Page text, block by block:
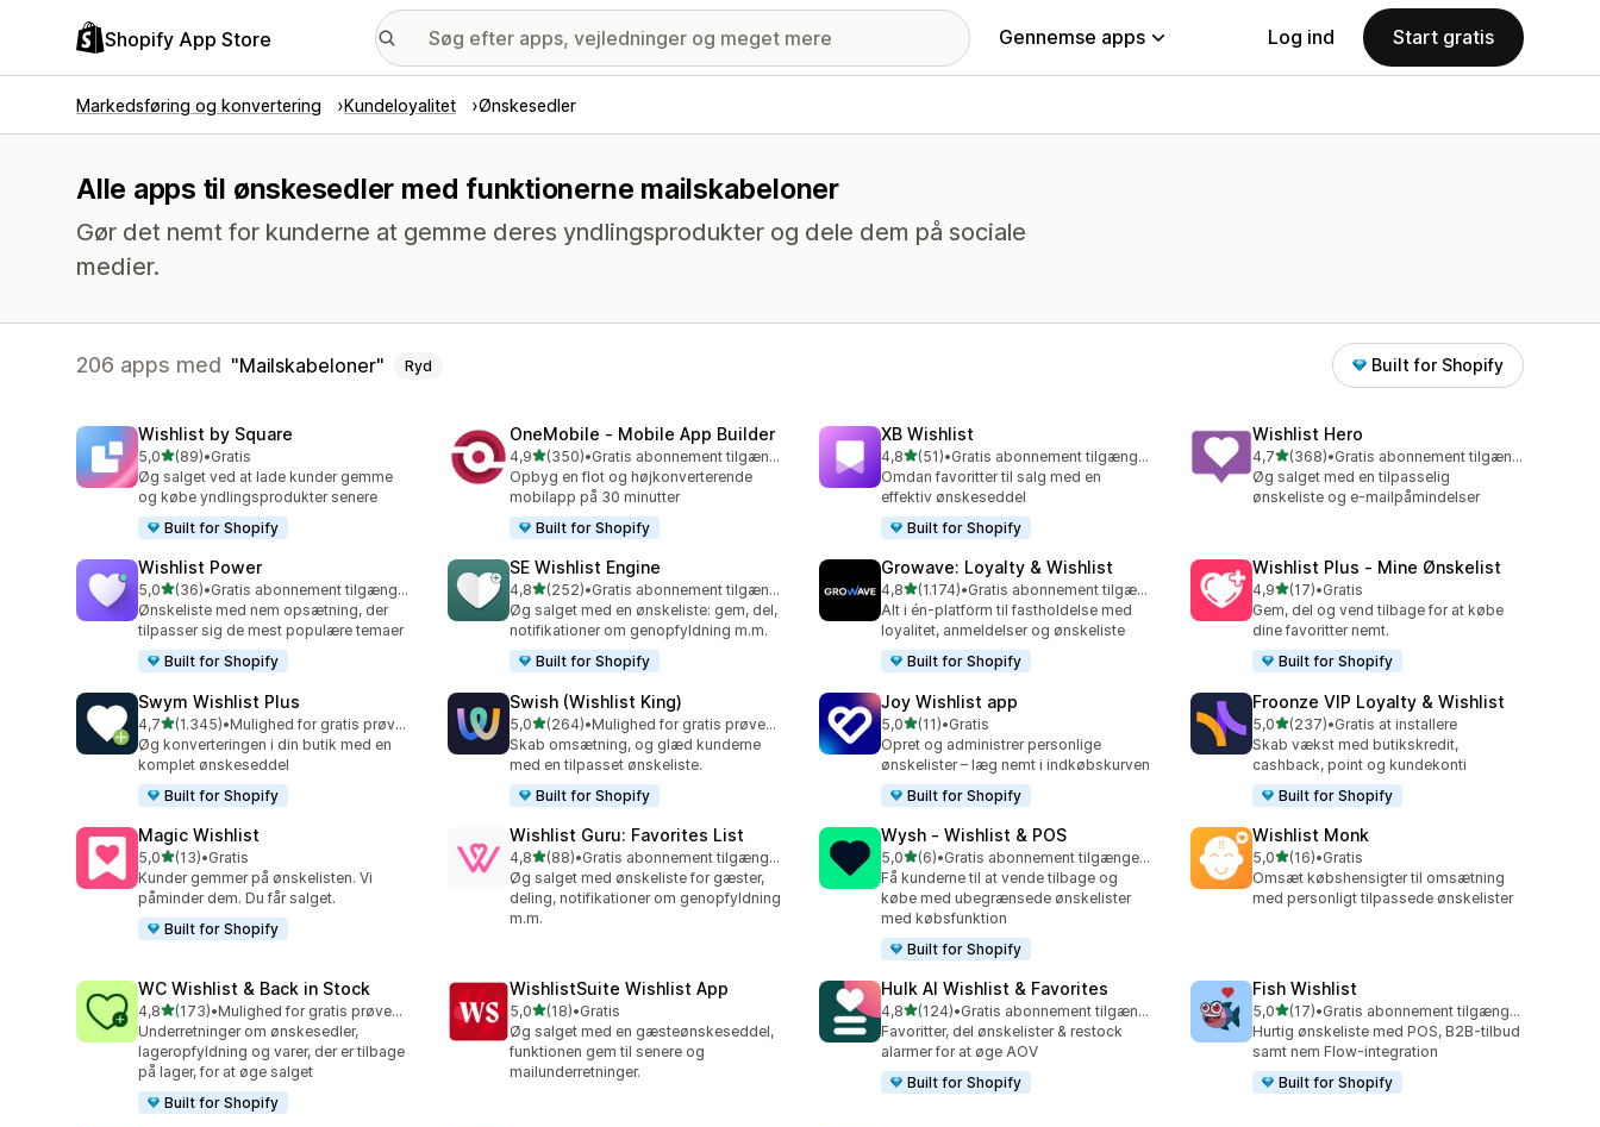
Shopify App Store Gennemse apps Log ind Start gratis
Markedsføring og konvertering Kundeloyalitet Ønskesedler
Alle apps til ønskesedler med funktionerne mailskabeloner
Gør det nemt for kunderne at gemme deres yndlingsprodukter og dele dem på sociale
medier.
206 apps med Mailskabeloner Ryd Built for Shopify
Wishlist by Square
5,0ud af 5 stjerner
(89)
89 anmeldelser i alt
•Gratis
Øg salget ved at lade kunder gemme
og købe yndlingsprodukter senere
Built for Shopify
OneMobile ‑ Mobile App Builder
4,9ud af 5 stjerner
(350)
350 anmeldelser i alt
•
Gratis abonnement tilgængeligt
Opbyg en flot og højkonverterende
mobilapp på 30 minutter
Built for Shopify
XB Wishlist
4,8ud af 5 stjerner
(51)
51 anmeldelser i alt
•
Gratis abonnement tilgængeligt
Omdan favoritter til salg med en
effektiv ønskeseddel
Built for Shopify
Wishlist Hero
4,7ud af 5 stjerner
(368)
368 anmeldelser i alt
•
Gratis abonnement tilgængeligt
Øg salget med en tilpasselig
ønskeliste og e-mailpåmindelser
Wishlist Power
5,0ud af 5 stjerner
(36)
36 anmeldelser i alt
•
Gratis abonnement tilgængeligt
Ønskeliste med nem opsætning, der
tilpasser sig de mest populære temaer
Built for Shopify
SE Wishlist Engine
4,8ud af 5 stjerner
(252)
252 anmeldelser i alt
•
Gratis abonnement tilgængeligt
Øg salget med en ønskeliste: gem, del,
notifikationer om genopfyldning m.m.
Built for Shopify
Growave: Loyalty & Wishlist
4,8ud af 5 stjerner
(1.174)
1174 anmeldelser i alt
•
Gratis abonnement tilgængeligt
Alt i én-platform til fastholdelse med
loyalitet, anmeldelser og ønskeliste
Built for Shopify
Wishlist Plus ‑ Mine Ønskelist
4,9ud af 5 stjerner
(17)
17 anmeldelser i alt
•Gratis
Gem, del og vend tilbage for at købe
dine favoritter nemt.
Built for Shopify
Swym Wishlist Plus
4,7ud af 5 stjerner
(1.345)
1345 anmeldelser i alt
•
Mulighed for gratis prøveperiode
Øg konverteringen i din butik med en
komplet ønskeseddel
Built for Shopify
Swish (Wishlist King)
5,0ud af 5 stjerner
(264)
264 anmeldelser i alt
•
Mulighed for gratis prøveperiode
Skab omsætning, og glæd kunderne
med en tilpasset ønskeliste.
Built for Shopify
Joy Wishlist app
5,0ud af 5 stjerner
(11)
11 anmeldelser i alt
•Gratis
Opret og administrer personlige
ønskelister – læg nemt i indkøbskurven
Built for Shopify
Froonze VIP Loyalty & Wishlist
5,0ud af 5 stjerner
(237)
237 anmeldelser i alt
•Gratis at installere
Skab vækst med butikskredit,
cashback, point og kundekonti
Built for Shopify
Magic Wishlist
5,0ud af 5 stjerner
(13)
13 anmeldelser i alt
•Gratis
Kunder gemmer på ønskelisten. Vi
påminder dem. Du får salget.
Built for Shopify
Wishlist Guru: Favorites List
4,8ud af 5 stjerner
(88)
88 anmeldelser i alt
•
Gratis abonnement tilgængeligt
Øg salget med ønskeliste for gæster,
deling, notifikationer om genopfyldning
m.m.
Wysh ‑ Wishlist & POS
5,0ud af 5 stjerner
(6)
6 anmeldelser i alt
•
Gratis abonnement tilgængeligt
Få kunderne til at vende tilbage og
købe med ubegrænsede ønskelister
med købsfunktion
Built for Shopify
Wishlist Monk
5,0ud af 5 stjerner
(16)
16 anmeldelser i alt
•Gratis
Omsæt købshensigter til omsætning
med personligt tilpassede ønskelister
WC Wishlist & Back in Stock
4,8ud af 5 stjerner
(173)
173 anmeldelser i alt
•
Mulighed for gratis prøveperiode
Underretninger om ønskesedler,
lageropfyldning og varer, der er tilbage
på lager, for at øge salget
Built for Shopify
WishlistSuite Wishlist App
5,0ud af 5 stjerner
(18)
18 anmeldelser i alt
•Gratis
Øg salget med en gæsteønskeseddel,
funktionen gem til senere og
mailunderretninger.
Hulk AI Wishlist & Favorites
4,8ud af 5 stjerner
(124)
124 anmeldelser i alt
•
Gratis abonnement tilgængeligt
Favoritter, del ønskelister & restock
alarmer for at øge AOV
Built for Shopify
Fish Wishlist
5,0ud af 5 stjerner
(17)
17 anmeldelser i alt
•
Gratis abonnement tilgængeligt
Hurtig ønskeliste med POS, B2B-tilbud
samt nem Flow-integration
Built for Shopify